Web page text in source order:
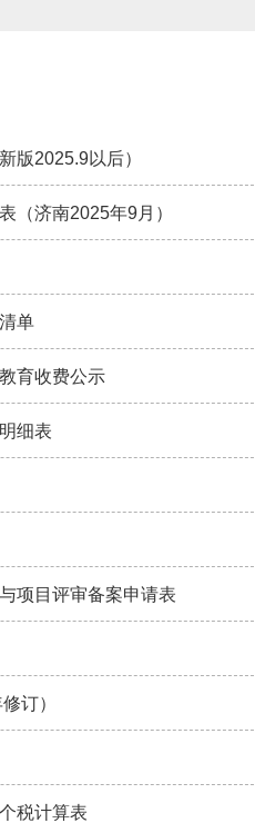
版2025.9以后）
（济南2025年9月）
单
育收费公示
细表
项目评审备案申请表
订）
税计算表